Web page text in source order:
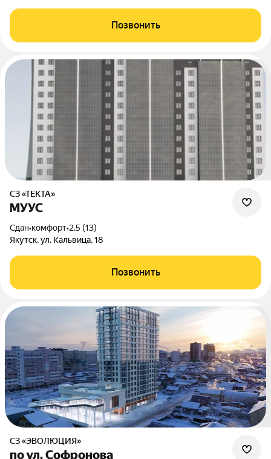
Позвонить
СЗ «ТЕКТА»
МУУС
Сдан•комфорт•2.5 (13)
Якутск, ул. Кальвица, 18
Позвонить
СЗ «ЭВОЛЮЦИЯ»
по ул. Софронова